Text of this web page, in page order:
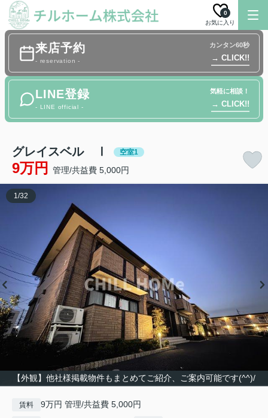
お気に入り
0
来店予約
- reservation -
カンタン60秒
→ CLICK!!
LINE登録
- LINE official -
気軽に相談！
→ CLICK!!
グレイスベル Ⅰ 空室1
9万円 管理/共益費 5,000円
【外観】他社様掲載物件もまとめてご紹介、ご案内可能です(^^)/
1/32
賃料 9万円 管理/共益費 5,000円